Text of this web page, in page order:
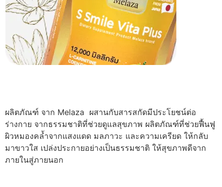
ผลิตภัณฑ์ จาก Melaza ผสานกับสารสกัดมีประโยชน์ต่อ
ร่างกาย จากธรรมชาติที่ช่วยดูแลสุขภาพ ผลิตภัณฑ์ที่ช่วยฟื้นฟู
ผิวหมองคล้ำจากแสงแดด มลภาวะ และความเครียด ให้กลับ
มาขาวใส เปล่งประกายอย่างเป็นธรรมชาติ ให้สุขภาพดีจาก
ภายในสู่ภายนอก